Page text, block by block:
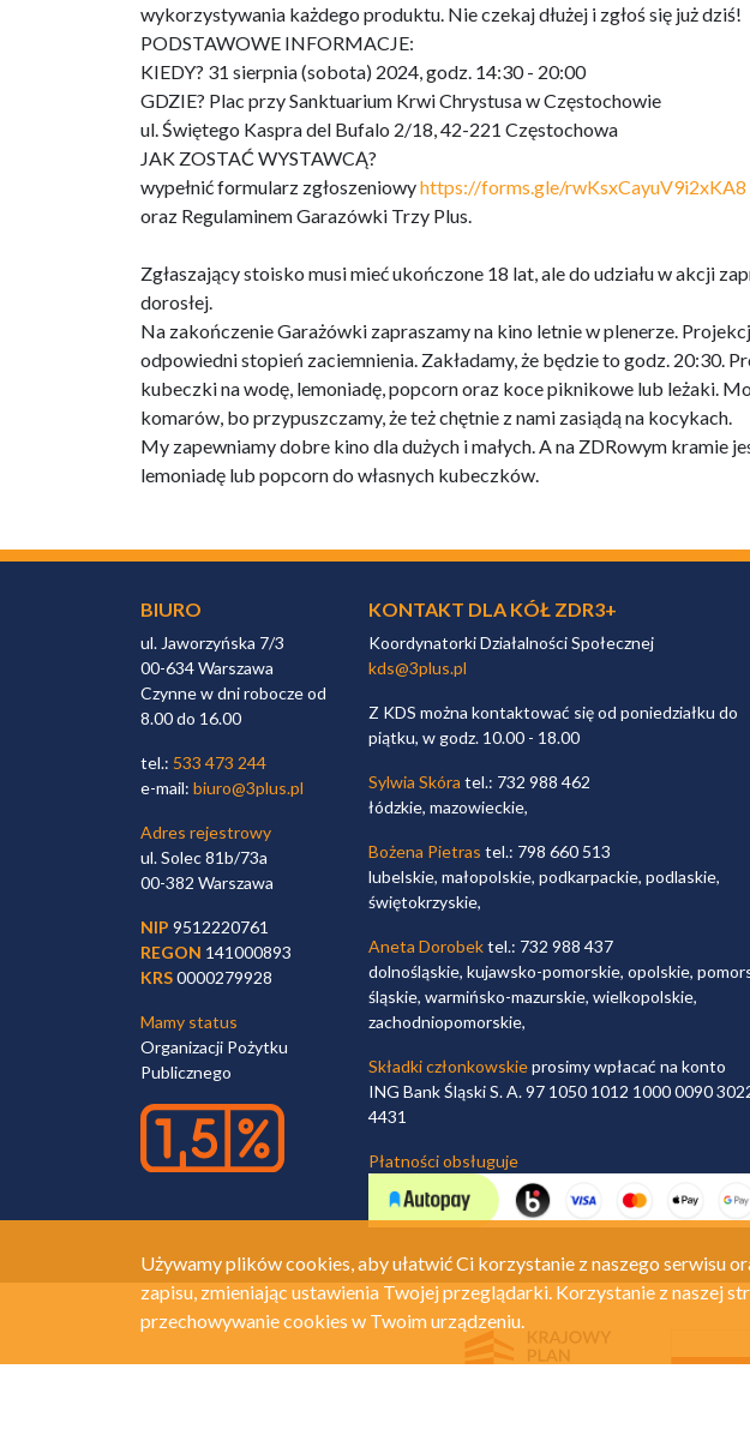
wykorzystywania każdego produktu. Nie czekaj dłużej i zgłoś się już dziś!
PODSTAWOWE INFORMACJE:
KIEDY? 31 sierpnia (sobota) 2024, godz. 14:30 - 20:00
GDZIE? Plac przy Sanktuarium Krwi Chrystusa w Częstochowie
ul. Świętego Kaspra del Bufalo 2/18, 42-221 Częstochowa
JAK ZOSTAĆ WYSTAWCĄ?
wypełnić formularz zgłoszeniowyhttps://forms.gle/rwKsxCayuV9i2xKA8
oraz Regulaminem Garazówki Trzy Plus.
Zgłaszający stoisko musi mieć ukończone 18 lat, ale do udziału w akcji
dorosłej.
Na zakończenie Garażówki zapraszamy na kino letnie w plenerze.
odpowiedni stopień zaciemnienia. Zakładamy, że będzie to godz. 20:30.
kubeczki na wodę, lemoniadę, popcorn oraz koce piknikowe lub leżaki.
komarów, bo przypuszczamy, że też chętnie z nami zasiądą na kocykach.
My zapewniamy dobre kino dla dużych i małych. A na ZDRowym kramie
lemoniadę lub popcorn do własnych kubeczków.
BIURO
ul. Jaworzyńska 7/3
00-634 Warszawa
Czynne w dni robocze od
8.00 do 16.00
tel.: 533 473 244
e-mail: biuro@3plus.pl
Adres rejestrowy
ul. Solec 81b/73a
00-382 Warszawa
NIP 9512220761
REGON 141000893
KRS0000279928
Mamy status
Organizacji Pożytku
Publicznego
KONTAKT DLA KÓŁ ZDR3+
Koordynatorki Działalności Społecznej
kds@3plus.pl
Z KDS można kontaktować się od poniedziałku do
piątku, w godz. 10.00 - 18.00
Sylwia Skóra tel.: 732 988 462
łódzkie, mazowieckie,
Bożena Pietras tel.: 798 660 513
lubelskie, małopolskie, podkarpackie, podlaskie,
świętokrzyskie,
Aneta Dorobektel.: 732 988 437
dolnośląskie, kujawsko-pomorskie, opolskie,
śląskie, warmińsko-mazurskie, wielkopolskie,
zachodniopomorskie,
Składki członkowskieprosimy wpłacać na konto
ING Bank Śląski S. A. 97 1050 1012 1000 0090
4431
Płatności obsługuje
Używamy plików cookies, aby ułatwić Ci korzystanie z naszego serwisu
zapisu, zmieniając ustawienia Twojej przeglądarki. Korzystanie z naszej
przechowywanie cookies w Twoim urządzeniu.